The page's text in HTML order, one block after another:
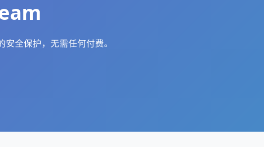
全保护，无需任何付费。